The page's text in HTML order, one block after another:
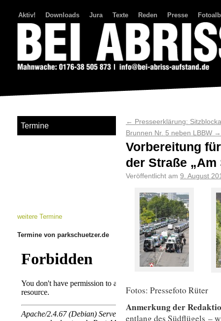
Aktiv! Downloads Jura Texte Reden Presse
← Presseerklärung:
Brunnen Nr. 5 neben LBBW →
Vorbereitung
der Straße
Veröffentlicht am 9. August
Fotos: Pressefoto Rüter
Anmerkung der
entlang des Südflügels –
Termine
weitere Termine
Termine von parkschuetzer.de